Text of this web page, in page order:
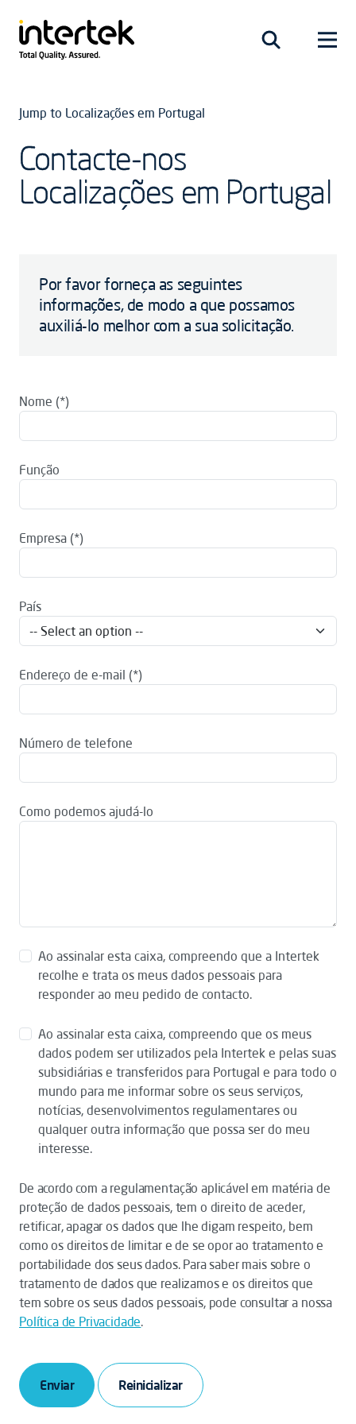
Jump to Localizações em Portugal
Contacte-nos
Localizações em Portugal
Por favor forneça as seguintes
informações, de modo a que possamos
auxiliá-lo melhor com a sua solicitação.
Nome
Função
Empresa
País
Endereço de e-mail
Número de telefone
Como podemos ajudá-lo
Ao assinalar esta caixa, compreendo que a Intertek
recolhe e trata os meus dados pessoais para
responder ao meu pedido de contacto.
Ao assinalar esta caixa, compreendo que os meus
dados podem ser utilizados pela Intertek e pelas suas
subsidiárias e transferidos para Portugal e para todo o
mundo para me informar sobre os seus serviços,
notícias, desenvolvimentos regulamentares ou
qualquer outra informação que possa ser do meu
interesse.
De acordo com a regulamentação aplicável em matéria de
proteção de dados pessoais, tem o direito de aceder,
retificar, apagar os dados que lhe digam respeito, bem
como os direitos de limitar e de se opor ao tratamento e
portabilidade dos seus dados. Para saber mais sobre o
tratamento de dados que realizamos e os direitos que
tem sobre os seus dados pessoais, pode consultar a nossa
Política de Privacidade.
Enviar